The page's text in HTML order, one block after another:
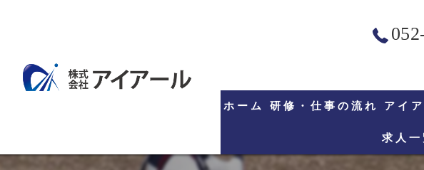
ホーム 研修・仕事の流れ アイ
求人一